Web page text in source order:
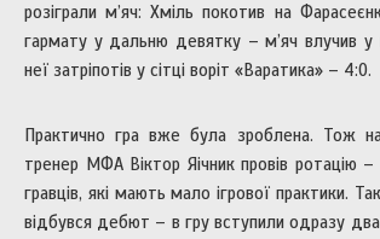
розіграли м’яч: Хміль покотив на
гармату у дальню девятку – м’яч влучив у
неї затріпотів у сітці воріт «Варатика» – 4:0.
Практично гра вже була зроблена. Тож
тренер МФА Віктор Яічник провів ротацію
гравців, які мають мало ігрової практики.
відбувся дебют – в гру вступили одразу